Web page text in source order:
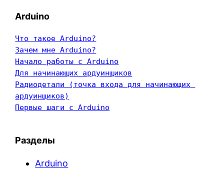
Arduino
Что такое Arduino?
Зачем мне Arduino?
Начало работы с Arduino
Для начинающих ардуинщиков
Радиодетали (точка входа для начинающих
ардуинщиков)
Первые шаги с Arduino
Разделы
Arduino